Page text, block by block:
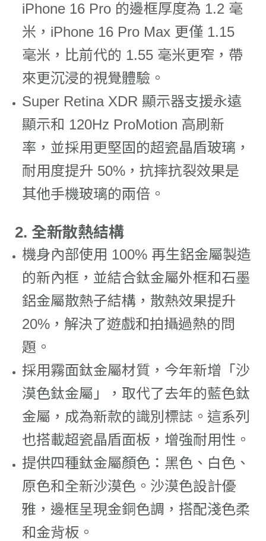
iPhone 16 Pro 的邊框厚度為 1.2 毫
米，iPhone 16 Pro Max 更僅 1.15
毫米，比前代的 1.55 毫米更窄，帶
來更沉浸的視覺體驗。
Super Retina XDR 顯示器支援永遠
顯示和 120Hz ProMotion 高刷新
率，並採用更堅固的超瓷晶盾玻璃，
耐用度提升 50%，抗摔抗裂效果是
其他手機玻璃的兩倍。
2. 全新散熱結構
機身內部使用 100% 再生鋁金屬製造
的新內框，並結合鈦金屬外框和石墨
鋁金屬散熱子結構，散熱效果提升
20%，解決了遊戲和拍攝過熱的問
題。
採用霧面鈦金屬材質，今年新增「沙
漠色鈦金屬」，取代了去年的藍色鈦
金屬，成為新款的識別標誌。這系列
也搭載超瓷晶盾面板，增強耐用性。
提供四種鈦金屬顏色：黑色、白色、
原色和全新沙漠色。沙漠色設計優
雅，邊框呈現金銅色調，搭配淺色柔
和金背板。